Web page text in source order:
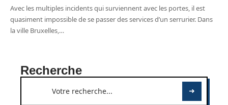
Avec les multiples incidents qui surviennent avec les portes, il est
quasiment impossible de se passer des services d’un serrurier. Dans
la ville Bruxelles,…
Recherche